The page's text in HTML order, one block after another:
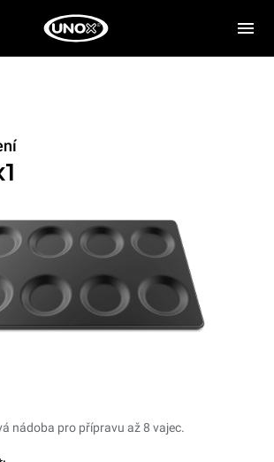
nádoba pro přípravu až 8 vajec.